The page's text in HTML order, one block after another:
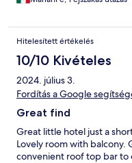
Hitelesített értékelés
10/10 Kivételes
2024. július 3.
Fordítás a Google
Great find
Great little hotel just a
Lovely room with balcony.
convenient roof top bar to